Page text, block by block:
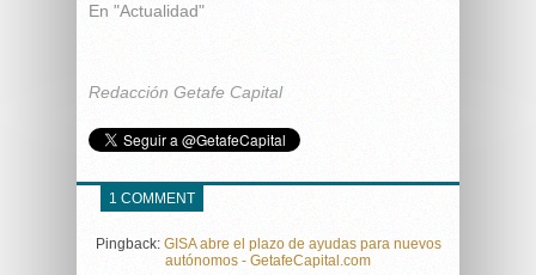
En "Actualidad"
Redacción Getafe Capital
1 COMMENT
Pingback: GISA abre el plazo de ayudas para nuevos
autónomos - GetafeCapital.com